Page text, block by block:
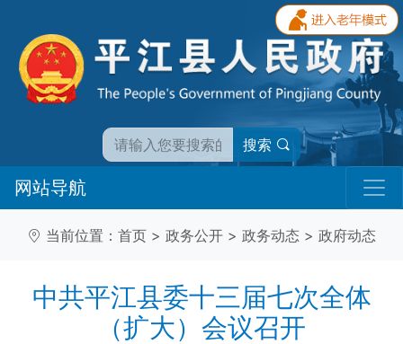
搜索
网站导航
当前位置： 首页 > 政务公开 > 政务动态 > 政府动态
中共平江县委十三届七次全体
（扩大）会议召开